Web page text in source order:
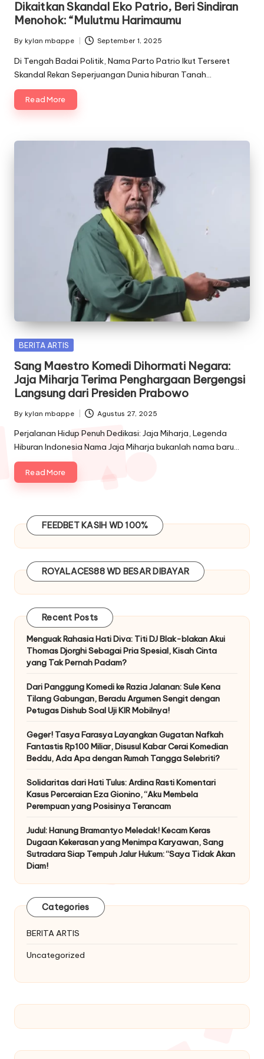
Dikaitkan Skandal Eko Patrio, Beri Sindiran
Menohok: “Mulutmu Harimaumu
Posted
by
By kylan mbappe September 1, 2025
Di Tengah Badai Politik, Nama Parto Patrio Ikut Terseret
Skandal Rekan Seperjuangan Dunia hiburan Tanah…
Read More
Posted
BERITA ARTIS
Sang Maestro Komedi Dihormati Negara:
Jaja Miharja Terima Penghargaan Bergengsi
Langsung dari Presiden Prabowo
Posted
by
By kylan mbappe Agustus 27, 2025
Perjalanan Hidup Penuh Dedikasi: Jaja Miharja, Legenda
Hiburan Indonesia Nama Jaja Miharja bukanlah nama baru…
Read More
FEEDBETKASIH WD 100%
ROYALACES88WD BESAR DIBAYAR
Recent Posts
Menguak Rahasia Hati Diva: Titi DJ Blak-blakan Akui
Thomas Djorghi Sebagai Pria Spesial, Kisah Cinta
yang Tak Pernah Padam?
Dari Panggung Komedi ke Razia Jalanan: Sule Kena
Tilang Gabungan, Beradu Argumen Sengit dengan
Petugas Dishub Soal Uji KIR Mobilnya!
Geger! Tasya Farasya Layangkan Gugatan Nafkah
Fantastis Rp100 Miliar, Disusul Kabar Cerai Komedian
Beddu, Ada Apa dengan Rumah Tangga Selebriti?
Solidaritas dari Hati Tulus: Ardina Rasti Komentari
Kasus Perceraian Eza Gionino, “Aku Membela
Perempuan yang Posisinya Terancam
Judul: Hanung Bramantyo Meledak! Kecam Keras
Dugaan Kekerasan yang Menimpa Karyawan, Sang
Sutradara Siap Tempuh Jalur Hukum: “Saya Tidak Akan
Diam!
Categories
BERITA ARTIS
Uncategorized